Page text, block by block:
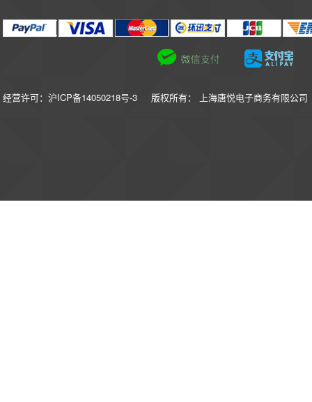
经营许可：沪ICP备14050218号-3 版权所有： 上海唐悦电子商务有限公司